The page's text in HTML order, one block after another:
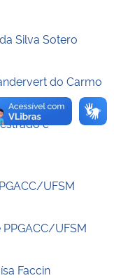
Silva Sotero
do Carmo
e
UFSM
UFSM
Faccin